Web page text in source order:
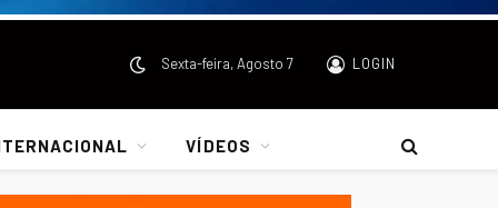
Sexta-feira, Agosto 7 LOGIN
VÍDEOS